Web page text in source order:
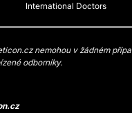
International Doctors
nemohou v žádném
odborníky.